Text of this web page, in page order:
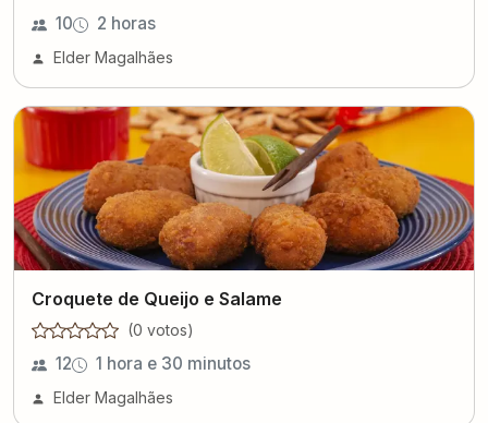
10 2 horas
Elder Magalhães
Croquete de Queijo e Salame
(0 votos)
12 1 hora e 30 minutos
Elder Magalhães